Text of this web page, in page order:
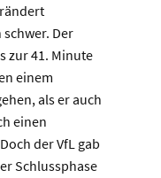
Der
zur 41. Minute
einem
als er auch
einen
der VfL gab
Schlussphase